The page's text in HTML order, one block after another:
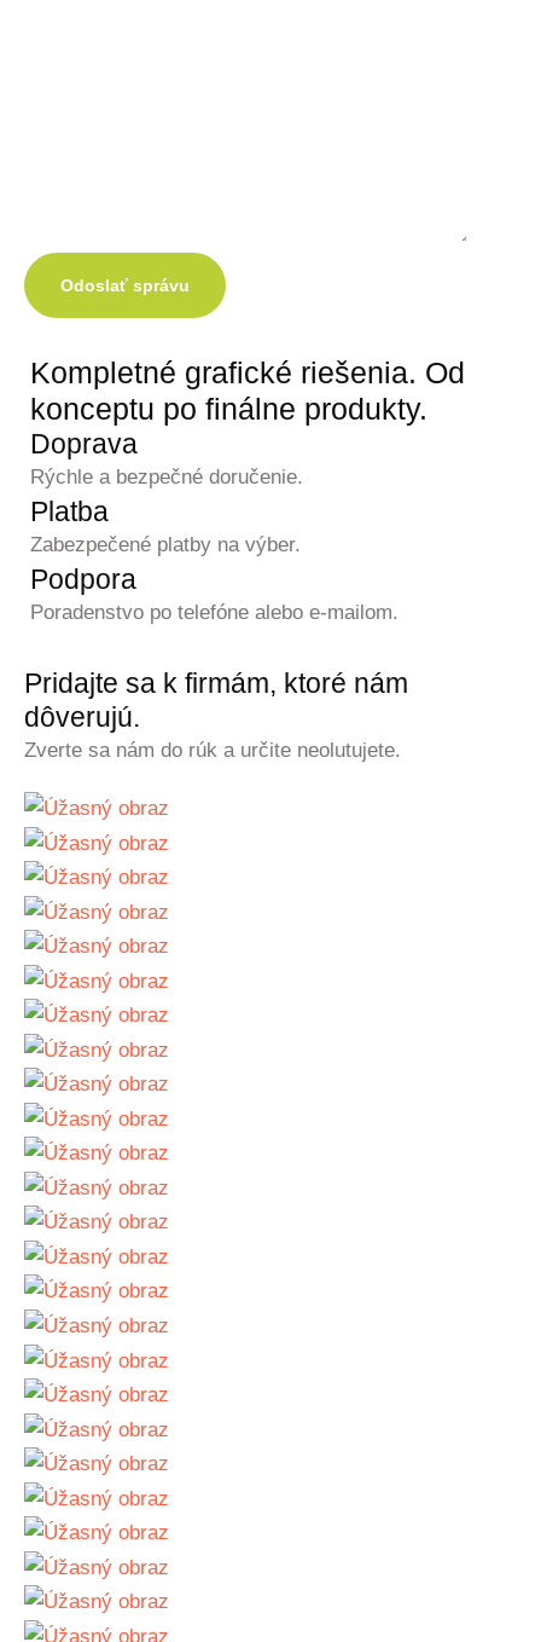
Odoslať správu
Kompletné grafické riešenia. Od
konceptu po finálne produkty.
Doprava
Rýchle a bezpečné doručenie.
Platba
Zabezpečené platby na výber.
Podpora
Poradenstvo po telefóne alebo e-mailom.
Pridajte sa k firmám, ktoré nám
dôverujú.
Zverte sa nám do rúk a určite neolutujete.